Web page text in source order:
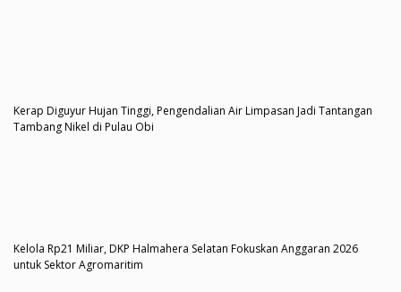
Kerap Diguyur Hujan Tinggi, Pengendalian Air Limpasan Jadi Tantangan
Tambang Nikel di Pulau Obi
Kelola Rp21 Miliar, DKP Halmahera Selatan Fokuskan Anggaran 2026
untuk Sektor Agromaritim